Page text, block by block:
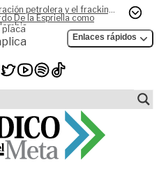
petrolera y el fracking,
De la Espriella como
placa
Enlaces rápidos